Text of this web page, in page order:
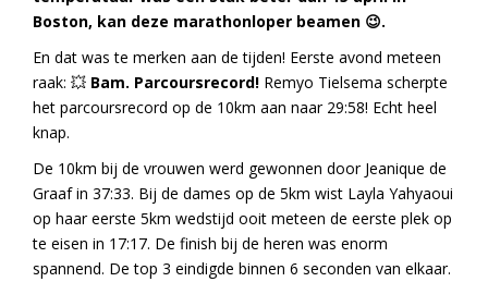
Boston, kan deze marathonloper beamen 😉.
En dat was te merken aan de tijden! Eerste avond meteen
raak: 💥 Bam. Parcoursrecord! Remyo Tielsema scherpte
het parcoursrecord op de 10km aan naar 29:58! Echt heel
knap.
De 10km bij de vrouwen werd gewonnen door Jeanique de
Graaf in 37:33. Bij de dames op de 5km wist Layla Yahyaoui
op haar eerste 5km wedstijd ooit meteen de eerste plek op
te eisen in 17:17. De finish bij de heren was enorm
spannend. De top 3 eindigde binnen 6 seconden van elkaar.